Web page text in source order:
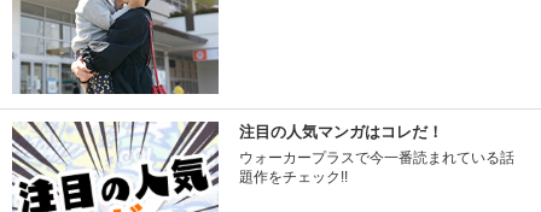
注目の人気マンガはコレだ！
ウォーカープラスで今一番読まれている話
題作をチェック!!